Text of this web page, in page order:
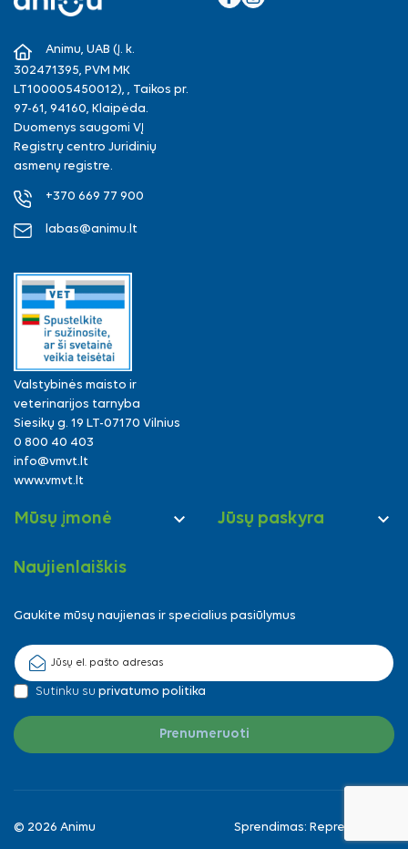
Animu, UAB (Į. k.
302471395, PVM MK
LT100005450012), , Taikos pr.
97-61, 94160, Klaipėda.
Duomenys saugomi VĮ
Registrų centro Juridinių
asmenų registre.
+370 669 77 900
labas@animu.lt
Valstybinės maisto ir
veterinarijos tarnyba
Siesikų g. 19 LT-07170 Vilnius
0 800 40 403
info@vmvt.lt
www.vmvt.lt
Mūsų įmonė  Jūsų paskyra 
Naujienlaiškis
Gaukite mūsų naujienas ir specialius pasiūlymus
Sutinku su privatumo politika
© 2026 Animu Sprendimas: Reprezentuok